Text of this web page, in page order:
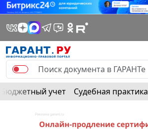
Бюджетный учет Судебная практика